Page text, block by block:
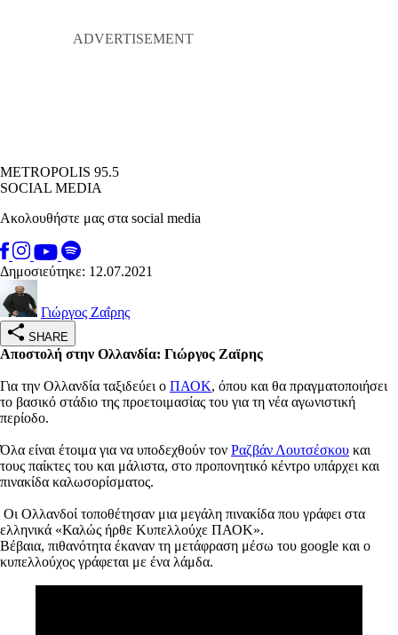
METROPOLIS 95.5
SOCIAL MEDIA
Ακολουθήστε μας στα social media
Δημοσιεύτηκε: 12.07.2021
Γιώργος Ζαΐρης
SHARE
Αποστολή στην Ολλανδία: Γιώργος Ζαϊρης
Για την Ολλανδία ταξιδεύει ο ΠΑΟΚ, όπου και θα πραγματοποιήσει
το βασικό στάδιο της προετοιμασίας του για τη νέα αγωνιστική
περίοδο.
Όλα είναι έτοιμα για να υποδεχθούν τον Ραζβάν Λουτσέσκου και
τους παίκτες του και μάλιστα, στο προπονητικό κέντρο υπάρχει και
πινακίδα καλωσορίσματος.
Οι Ολλανδοί τοποθέτησαν μια μεγάλη πινακίδα που γράφει στα
ελληνικά «Καλώς ήρθε Κυπελλούχε ΠΑΟΚ».
Βέβαια, πιθανότητα έκαναν τη μετάφραση μέσω του google και ο
κυπελλούχος γράφεται με ένα λάμδα.